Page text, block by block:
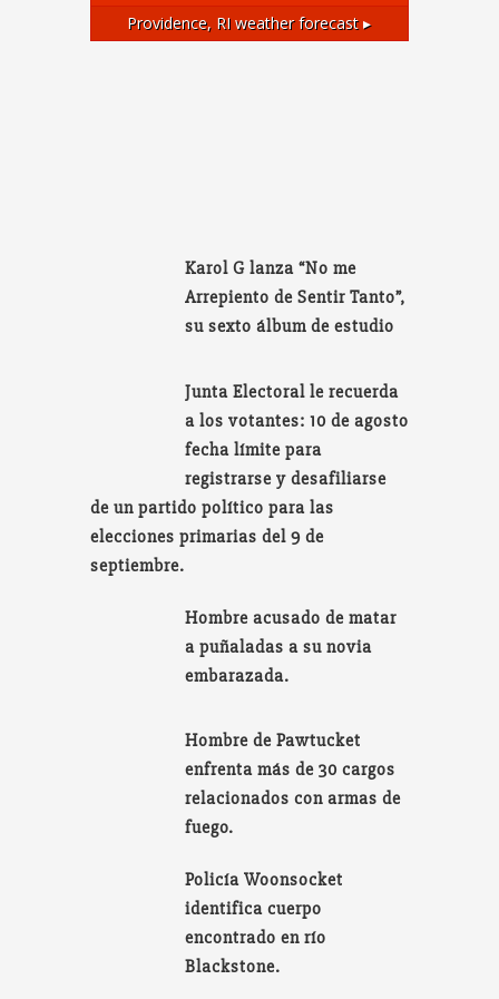
Providence, RI weather forecast ▸
Karol G lanza “No me
Arrepiento de Sentir Tanto”,
su sexto álbum de estudio
Junta Electoral le recuerda
a los votantes: 10 de agosto
fecha límite para
registrarse y desafiliarse
de un partido político para las
elecciones primarias del 9 de
septiembre.
Hombre acusado de matar
a puñaladas a su novia
embarazada.
Hombre de Pawtucket
enfrenta más de 30 cargos
relacionados con armas de
fuego.
Policía Woonsocket
identifica cuerpo
encontrado en río
Blackstone.